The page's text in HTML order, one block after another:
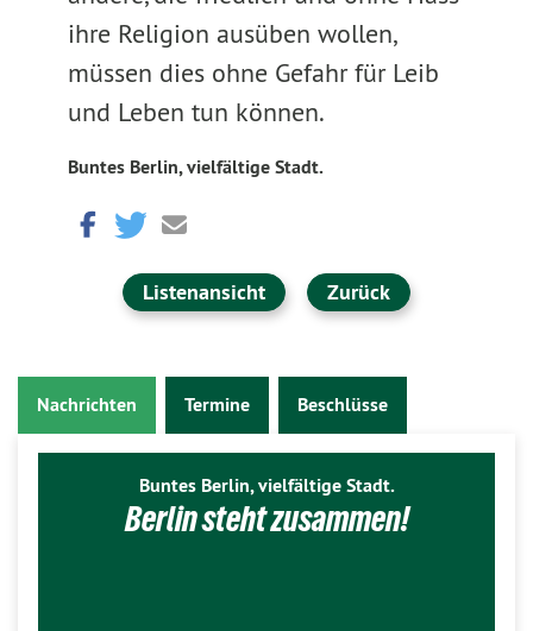
ihre Religion ausüben wollen,
müssen dies ohne Gefahr für Leib
und Leben tun können.
Buntes Berlin, vielfältige Stadt.
Listenansicht Zurück
Nachrichten Termine Beschlüsse
Buntes Berlin, vielfältige Stadt.
Berlin steht zusammen!